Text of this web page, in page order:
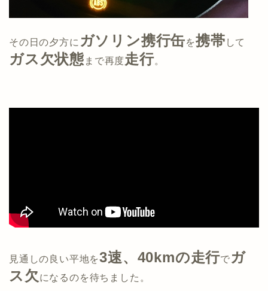
その日の夕方に ガソリン携行缶を携帯 して
ガス欠状態 まで再度走行。
見通しの良い平地を3速、 40kmの走行で ガ
ス欠 になるのを待ちました。